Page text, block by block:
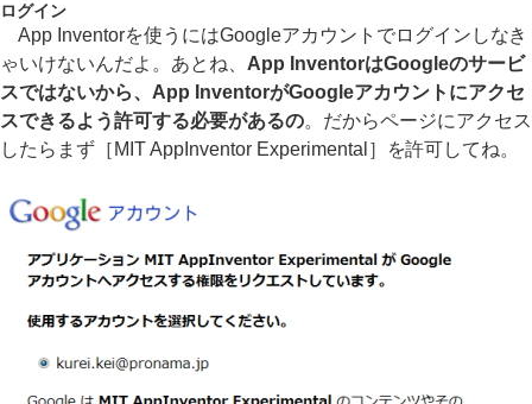
ログイン
App Inventorを使うにはGoogleアカウントでログインしなき
ゃいけないんだよ。あとね、 App InventorはGoogleのサービ
スではないから、App InventorがGoogleアカウントにアクセ
スできるよう許可する必要があるの。だからページにアクセス
したらまず［MIT AppInventor Experimental］を許可してね。